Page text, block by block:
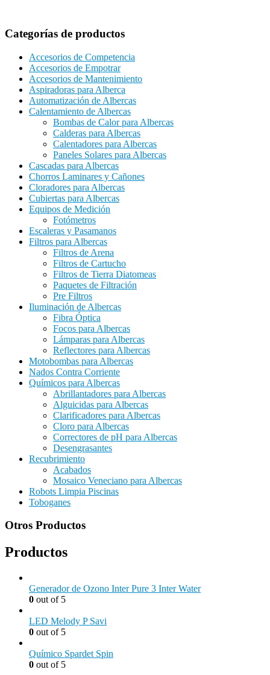
Categorías de productos
Accesorios de Competencia
Accesorios de Empotrar
Accesorios de Mantenimiento
Aspiradoras para Alberca
Automatización de Albercas
Calentamiento de Albercas
Bombas de Calor para Albercas
Calderas para Albercas
Calentadores para Albercas
Paneles Solares para Albercas
Cascadas para Albercas
Chorros Laminares y Cañones
Cloradores para Albercas
Cubiertas para Albercas
Equipos de Medición
Fotómetros
Escaleras y Pasamanos
Filtros para Albercas
Filtros de Arena
Filtros de Cartucho
Filtros de Tierra Diatomeas
Paquetes de Filtración
Pre Filtros
Iluminación de Albercas
Fibra Óptica
Focos para Albercas
Lámparas para Albercas
Reflectores para Albercas
Motobombas para Albercas
Nados Contra Corriente
Químicos para Albercas
Abrillantadores para Albercas
Alguicidas para Albercas
Clarificadores para Albercas
Cloro para Albercas
Correctores de pH para Albercas
Desengrasantes
Recubrimiento
Acabados
Mosaico Veneciano para Albercas
Robots Limpia Piscinas
Toboganes
Otros Productos
Productos
Generador de Ozono Inter Pure 3 Inter Water
0 out of 5
LED Melody P Savi
0 out of 5
Químico Spardet Spin
0 out of 5